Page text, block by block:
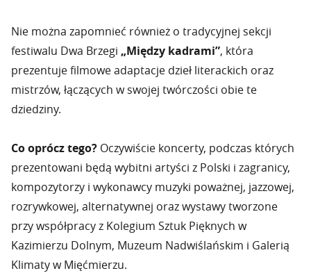
Nie można zapomnieć również o tradycyjnej sekcji
festiwalu Dwa Brzegi „Między kadrami”, która
prezentuje filmowe adaptacje dzieł literackich oraz
mistrzów, łączących w swojej twórczości obie te
dziedziny.
Co oprócz tego? Oczywiście koncerty, podczas których
prezentowani będą wybitni artyści z Polski i zagranicy,
kompozytorzy i wykonawcy muzyki poważnej, jazzowej,
rozrywkowej, alternatywnej oraz wystawy tworzone
przy współpracy z Kolegium Sztuk Pięknych w
Kazimierzu Dolnym, Muzeum Nadwiślańskim i Galerią
Klimaty w Mięćmierzu.